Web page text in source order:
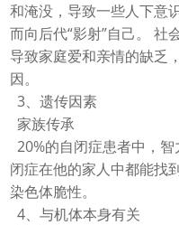
和淹没，导致一些人下意
而向后代“影射”自己。 社
导致家庭爱和亲情的缺乏
因。
3、遗传因素
家族传承
20%的自闭症患者中，
闭症在他的家人中都能找
染色体脆性。
4、与机体本身有关